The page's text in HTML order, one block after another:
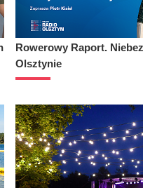
Rowerowy Raport.
Olsztynie